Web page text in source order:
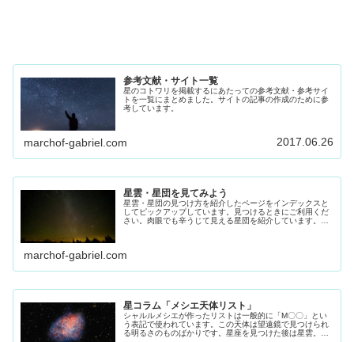
参考文献・サイト一覧
星のコトワリを掲載するにあたっての参考文献・参考サイ
トを一覧にまとめました。サイトの記事の作成のために参
考しています。
marchof-gabriel.com 2017.06.26
星雲・星団を見てみよう
星雲・星団の見つけ方を紹介したページをインデックスと
してピックアップしています。見つけるときにご利用くだ
さい。肉眼でも辛うじて見える星団を紹介しています。よ
marchof-gabriel.com
星コラム「メシエ天体リスト」
シャルルメシエが作ったリストは一般的に「M〇〇」とい
う表記で使われています。この天体は望遠鏡で見つけられ
る明るさのものばかりです。星座を見つけた後は星雲。星